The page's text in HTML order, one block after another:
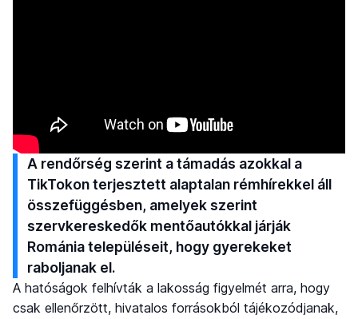
A rendőrség szerint a támadás azokkal a
TikTokon terjesztett alaptalan rémhírekkel áll
összefüggésben, amelyek szerint
szervkereskedők mentőautókkal járják
Románia településeit, hogy gyerekeket
raboljanak el.
A hatóságok felhívták a lakosság figyelmét arra, hogy
csak ellenőrzött, hivatalos forrásokból tájékozódjanak,